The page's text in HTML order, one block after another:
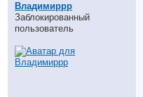
Владимиррр
Заблокированный
пользователь